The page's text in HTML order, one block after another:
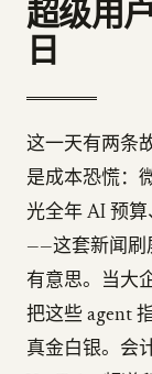
超级用
日
这一天有两条
是成本恐慌：
光全年 AI 预
——这套新闻刷
有意思。当大
把这些 agent
真金白银。会